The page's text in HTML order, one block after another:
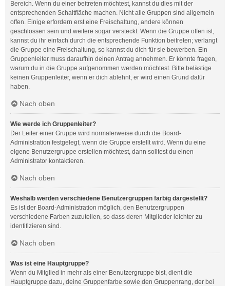
Bereich. Wenn du einer beitreten möchtest, kannst du dies mit der
entsprechenden Schaltfläche machen. Nicht alle Gruppen sind allgemein
offen. Einige erfordern erst eine Freischaltung, andere können
geschlossen sein und weitere sogar versteckt. Wenn die Gruppe offen ist,
kannst du ihr einfach durch die entsprechende Funktion beitreten; verlangt
die Gruppe eine Freischaltung, so kannst du dich für sie bewerben. Ein
Gruppenleiter muss daraufhin deinen Antrag annehmen. Er könnte fragen,
warum du in die Gruppe aufgenommen werden möchtest. Bitte belästige
keinen Gruppenleiter, wenn er dich ablehnt, er wird einen Grund dafür
haben.
Nach oben
Wie werde ich Gruppenleiter?
Der Leiter einer Gruppe wird normalerweise durch die Board-
Administration festgelegt, wenn die Gruppe erstellt wird. Wenn du eine
eigene Benutzergruppe erstellen möchtest, dann solltest du einen
Administrator kontaktieren.
Nach oben
Weshalb werden verschiedene Benutzergruppen farbig dargestellt?
Es ist der Board-Administration möglich, den Benutzergruppen
verschiedene Farben zuzuteilen, so dass deren Mitglieder leichter zu
identifizieren sind.
Nach oben
Was ist eine Hauptgruppe?
Wenn du Mitglied in mehr als einer Benutzergruppe bist, dient die
Hauptgruppe dazu, deine Gruppenfarbe sowie den Gruppenrang, der bei